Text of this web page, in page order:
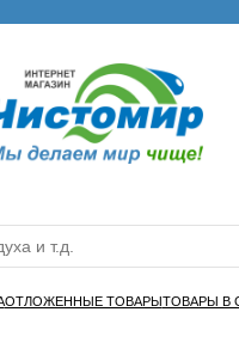
ОТЛОЖЕННЫЕ ТОВАРЫТОВАРЫ В